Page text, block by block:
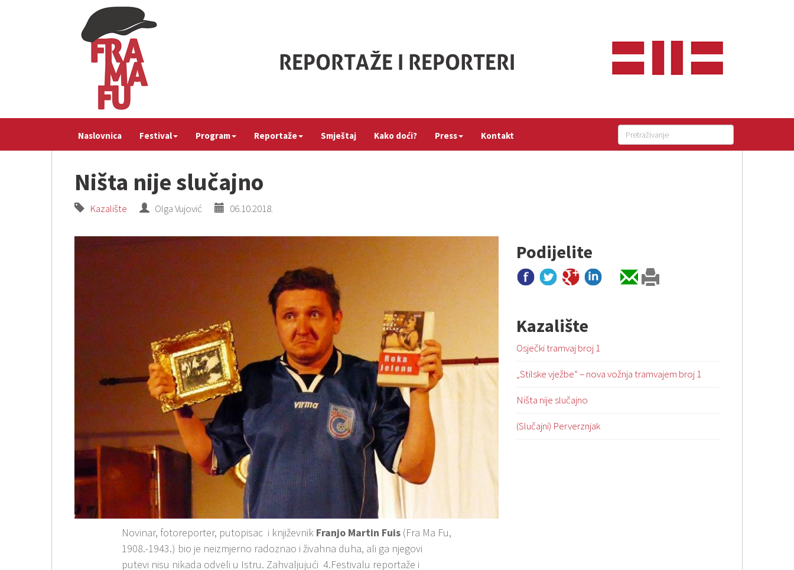
Naslovnica Festival Program Reportaže Smještaj Kako doći? Press Kontakt
Ništa nije slučajno
Kazalište Olga Vujović 06.10.2018.
Novinar, fotoreporter, putopisac i književnikFranjo Martin Fuis(Fra Ma Fu,
1908.-1943.) bio je neizmjerno radoznao i živahna duha, ali ga njegovi
putevi nisu nikada odveli u Istru. Zahvaljujući 4.Festivalu reportaže i
Podijelite
Kazalište
Osječki tramvaj broj 1
„Stilske vježbe“ – nova vožnja tramvajem broj 1
Ništa nije slučajno
(Slučajni) Perverznjak